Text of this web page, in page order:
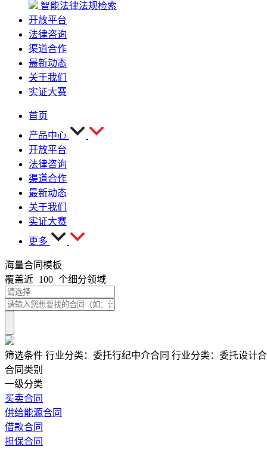
智能法律法规检索
开放平台
法律咨询
渠道合作
最新动态
关于我们
实证大赛
首页
产品中心
开放平台
法律咨询
渠道合作
最新动态
关于我们
实证大赛
更多
海量合同模板
覆盖近 100 个细分领域
筛选条件 行业分类： 委托行纪中介合同 行业分类： 委托设计
合同类别
一级分类
买卖合同
供给能源合同
借款合同
担保合同